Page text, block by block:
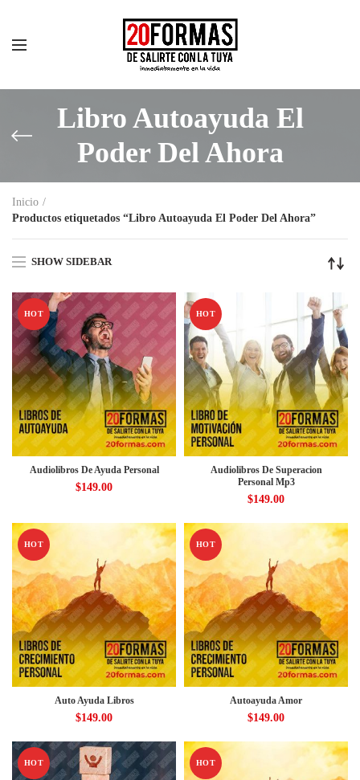
Libro Autoayuda El
Poder Del Ahora
Inicio
Productos etiquetados “Libro Autoayuda El Poder Del Ahora”
SHOW SIDEBAR
HOT
Audiolibros De Ayuda Personal
$149.00
HOT
Audiolibros De Superacion
Personal Mp3
$149.00
HOT
Auto Ayuda Libros
$149.00
HOT
Autoayuda Amor
$149.00
HOT HOT